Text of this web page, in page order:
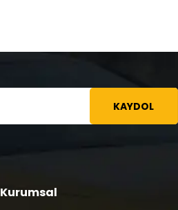
KAYDOL
Kurumsal